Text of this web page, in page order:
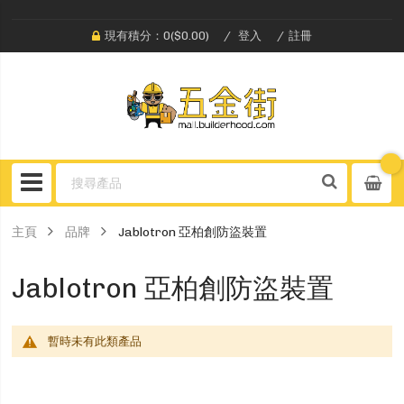
現有積分：0($0.00) 登入 註冊
主頁 品牌 Jablotron 亞柏創防盜裝置
Jablotron 亞柏創防盜裝置
暫時未有此類產品